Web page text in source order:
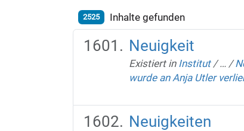
2525 Inhalte gefunden
Neuigkeit
Existiert in Institut /… /
wurde an Anja Utler
Neuigkeiten